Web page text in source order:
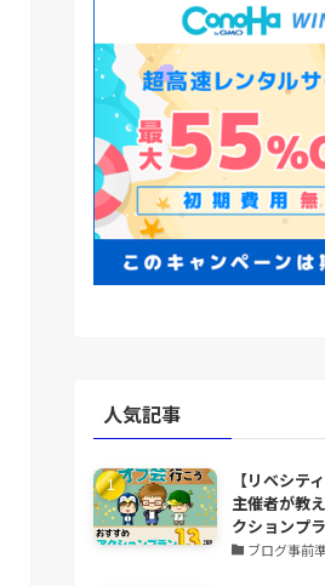
人気記事
【リベシテ
主催者が教
クションプ
ブログ事前